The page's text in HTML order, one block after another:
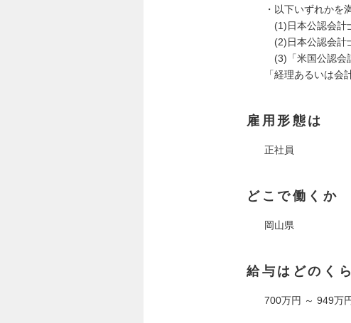
・以下いずれかを
(1)日本公認会計
(2)日本公認会計
(3)「米国公認会
「経理あるいは会
雇用形態は
正社員
どこで働くか
岡山県
給与はどのく
700万円 ～ 949万